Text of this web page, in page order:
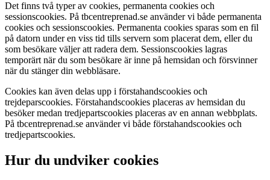
Det finns två typer av cookies, permanenta cookies och
sessionscookies. På tbcentreprenad.se använder vi både permanenta
cookies och sessionscookies. Permanenta cookies sparas som en fil
på datorn under en viss tid tills servern som placerat dem, eller du
som besökare väljer att radera dem. Sessionscookies lagras
temporärt när du som besökare är inne på hemsidan och försvinner
när du stänger din webbläsare.
Cookies kan även delas upp i förstahandscookies och
trejdeparscookies. Förstahandscookies placeras av hemsidan du
besöker medan tredjepartscookies placeras av en annan webbplats.
På tbcentreprenad.se använder vi både förstahandscookies och
tredjepartscookies.
Hur du undviker cookies